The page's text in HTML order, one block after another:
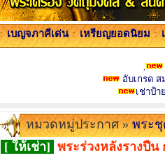
: เบญจภาคีเด่น : เหรียญยอดนิยม :
,
อับเกรด
เช่าป้า
หมวดหมู่ประกาศ »พระ
[ ให้เช่า] พระร่วงหลังรางปื